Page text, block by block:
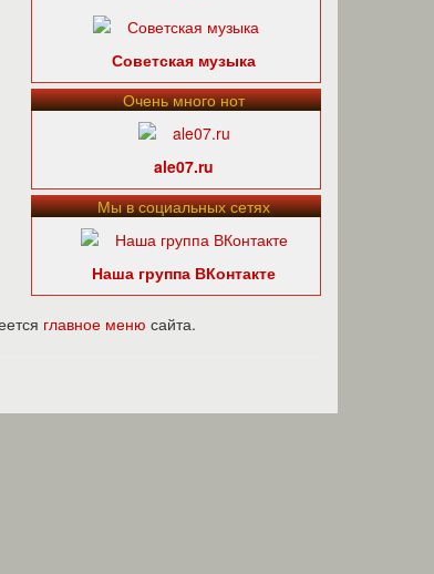
Советская музыка
Очень много нот
ale07.ru
Мы в социальных сетях
Наша группа ВКонтакте
главное меню сайта.